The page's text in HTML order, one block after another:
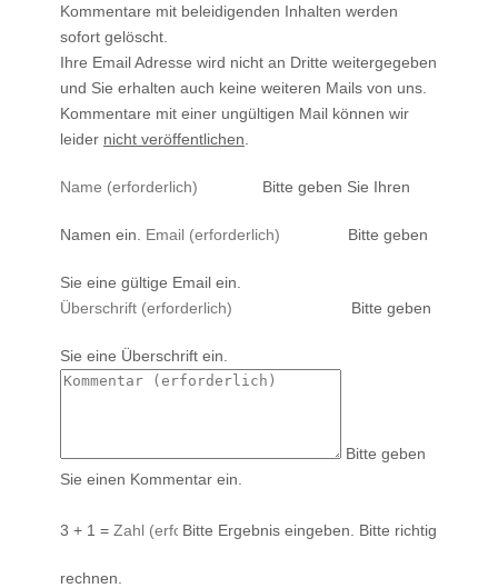
Kommentare mit beleidigenden Inhalten werden
sofort gelöscht.
Ihre Email Adresse wird nicht an Dritte weitergegeben
und Sie erhalten auch keine weiteren Mails von uns.
Kommentare mit einer ungültigen Mail können wir
leider nicht veröffentlichen
Bitte geben Sie Ihren
Namen ein. Bitte geben
Sie eine gültige Email ein.
Bitte geben
Sie eine Überschrift ein.
Bitte geben
Sie einen Kommentar ein.
3 + 1 = Bitte Ergebnis eingeben. Bitte richtig
rechnen.